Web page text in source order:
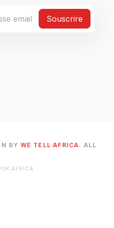
Souscrire
BY WE TELL AFRICA. ALL
AFRICA